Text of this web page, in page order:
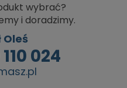
wybrać?
i doradzimy.
Oleś
024